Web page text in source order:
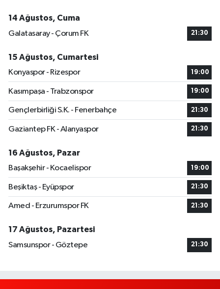
14 Ağustos, Cuma
Galatasaray - Çorum FK
21:30
15 Ağustos, Cumartesi
Konyaspor - Rizespor
19:00
Kasımpaşa - Trabzonspor 19:00
Gençlerbirliği S.K. - Fenerbahçe 21:30
Gaziantep FK - Alanyaspor 21:30
16 Ağustos, Pazar
Başakşehir - Kocaelispor
19:00
Beşiktaş - Eyüpspor 21:30
Amed - Erzurumspor FK 21:30
17 Ağustos, Pazartesi
Samsunspor - Göztepe
21:30